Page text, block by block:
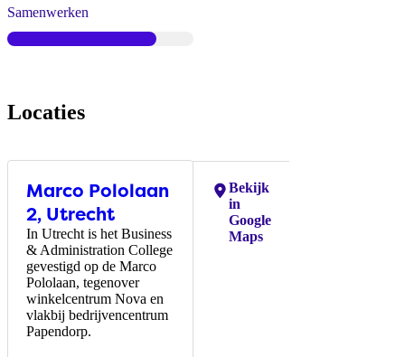
Samenwerken
Locaties
Marco Pololaan
2, Utrecht
In Utrecht is het Business
& Administration College
gevestigd op de Marco
Pololaan, tegenover
winkelcentrum Nova en
vlakbij bedrijvencentrum
Papendorp.
Locaties:
Bekijk
in
Google
Maps